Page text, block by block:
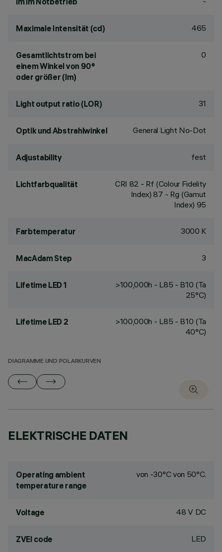
Maximale Intensität (cd) 465
Gesamtlichtstrom bei
einem Winkel von 90°
oder größer (lm)
0
Light output ratio (LOR) 31
Optik und Abstrahlwinkel General Light No-Dot
Adjustability fest
Lichtfarbqualität CRI 82 - Rf (Colour Fidelity
Index) 87 - Rg (Gamut
Index) 95
Farbtemperatur 3000 K
MacAdam Step 3
Lifetime LED 1
>100,000h - L85 - B10 (Ta
25°C)
Lifetime LED 2
>100,000h - L85 - B10 (Ta
40°C)
DIAGRAMME UND POLARKURVEN
ELEKTRISCHE DATEN
Operating ambient
temperature range
von -30°C von 50°C.
Voltage 48 V DC
ZVEI code LED